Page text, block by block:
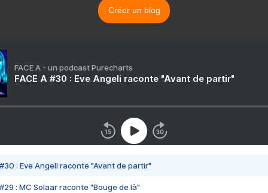
Créer un blog
FACE A - un podcast Purecharts
FACE A #30 : Eve Angeli raconte "Avant de partir"
#30 : Eve Angeli raconte "Avant de partir"
#29 : MC Solaar raconte "Bouge de là"